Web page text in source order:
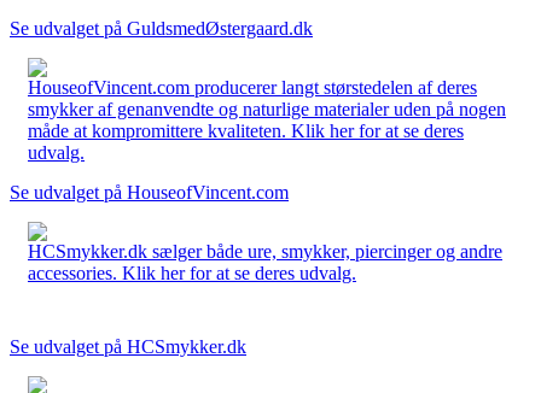
Se udvalget på GuldsmedØstergaard.dk
HouseofVincent.com producerer langt størstedelen af deres
smykker af genanvendte og naturlige materialer uden på nogen
måde at kompromittere kvaliteten. Klik her for at se deres
udvalg.
Se udvalget på HouseofVincent.com
HCSmykker.dk sælger både ure, smykker, piercinger og andre
accessories. Klik her for at se deres udvalg.
Se udvalget på HCSmykker.dk